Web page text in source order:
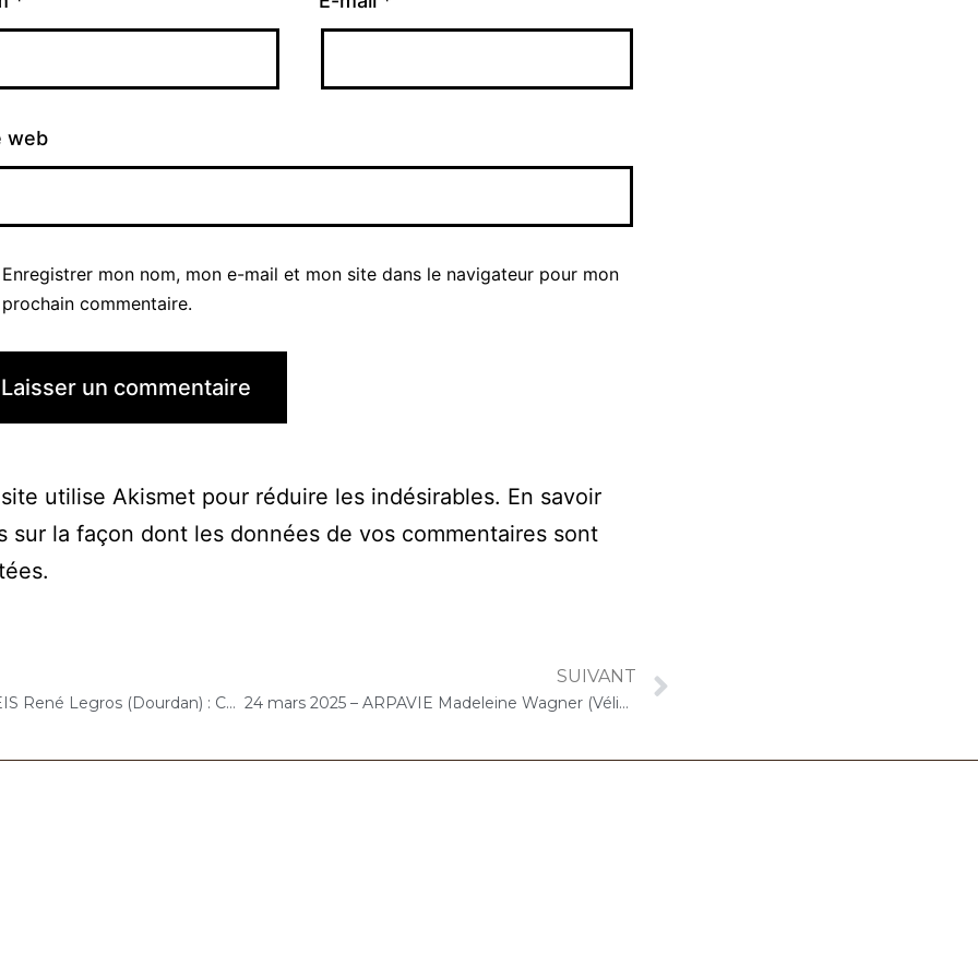
web
Enregistrer mon nom, mon e-mail et mon site dans le navigateur pour mon
prochain commentaire.
utilise Akismet pour réduire les indésirables. En savoir
sur la façon dont les données de vos commentaires sont
.
21 mars 2025 – EMEIS René Legros (Dourdan) : Concert « Cello Solo »
SUIVANT
24 mars 2025 – ARPAVIE Madeleine Wagner (Vélizy-Villacoublay) : Concert « Choco-Cello Solo »